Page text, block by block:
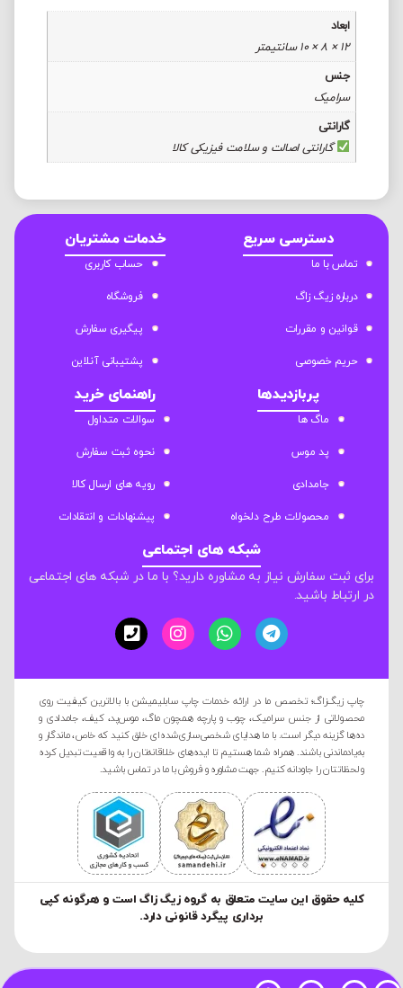
ابعاد
12 × 8 × 10 سانتیمتر
جنس
سرامیک
گارانتی
گارانتی اصالت و سلامت فیزیکی کالا
دسترسی سریع
تماس با ما
درباره زیگ زاگ
قوانین و مقررات
حریم خصوصی
خدمات مشتریان
حساب کاربری
فروشگاه
پیگیری سفارش
پشتیبانی آنلاین
پربازدیدها
ماگ ها
پد موس
جامدادی
محصولات طرح دلخواه
راهنمای خرید
سوالات متداول
نحوه ثبت سفارش
رویه های ارسال کالا
پیشنهادات و انتقادات
شبکه های اجتماعی
برای ثبت سفارش نیاز به مشاوره دارید؟ با ما در شبکه های اجتماعی
در ارتباط باشید.
چاپ زیگ‌زاگ؛ تخصص ما در ارائه خدمات چاپ سابلیمیشن با بالاترین کیفیت روی
محصولاتی از جنس سرامیک، چوب و پارچه همچون ماگ، موس‌پد، کیف، جامدادی و
ده‌ها گزینه دیگر است. با ما هدایای شخصی‌سازی‌شده‌ای خلق کنید که خاص، ماندگار و
به‌یادماندنی باشند. همراه شما هستیم تا ایده‌های خلاقانه‌تان را به واقعیت تبدیل کرده
و لحظاتتان را جاودانه کنیم. جهت مشاوره و فروش با ما در تماس باشید.
کليه حقوق این سایت متعلق به گروه زیگ زاگ است و هرگونه کپی
برداری پیگرد قانونی دارد.